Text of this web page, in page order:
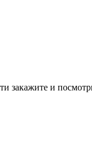
закажите и